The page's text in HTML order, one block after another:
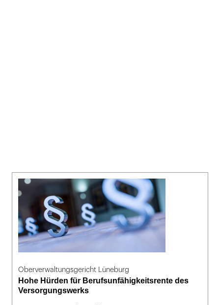
Oberverwaltungsgericht Lüneburg
Hohe Hürden für Berufsunfähigkeitsrente des
Versorgungswerks